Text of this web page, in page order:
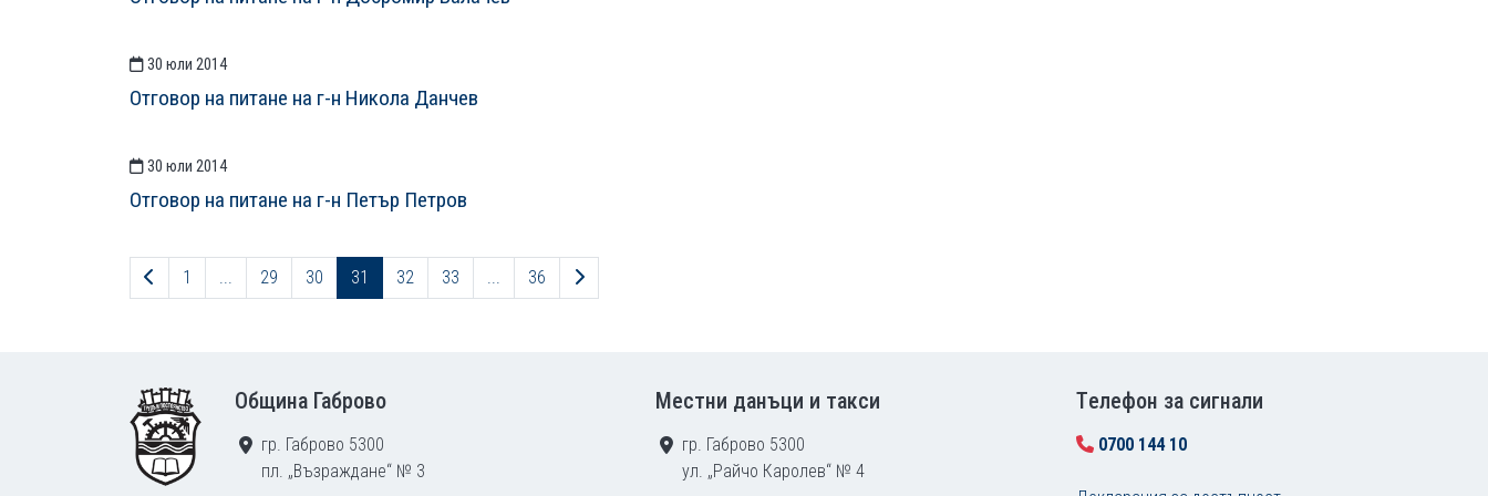
30 юли 2014
Отговор на питане на г-н Никола Данчев
30 юли 2014
Отговор на питане на г-н Петър Петров
Предходна страница
1 ... 29 30 31 32 33 ... 36 Следваща страница
Община Габрово
гр. Габрово 5300
пл. „Възраждане“ № 3
Местни данъци и такси
гр. Габрово 5300
ул. „Райчо Каролев“ № 4
Tелефон за сигнали
0700 144 10